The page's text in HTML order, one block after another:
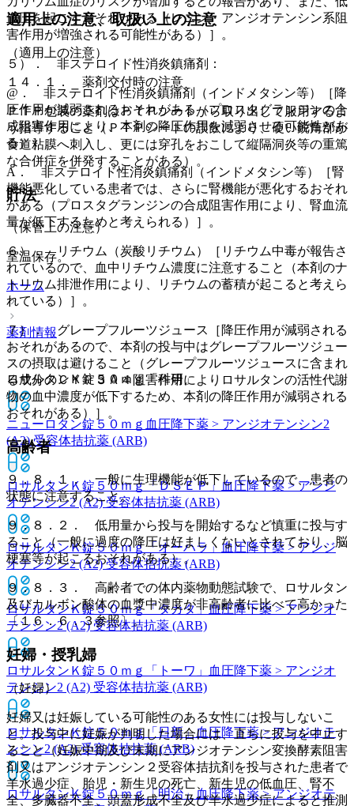
適用上の注意、取扱い上の注意
（適用上の注意）
１４．１． 薬剤交付時の注意
ＰＴＰ包装の薬剤はＰＴＰシートから取り出して服用するよ
う指導すること（ＰＴＰシートの誤飲により、硬い鋭角部が
食道粘膜へ刺入し、更には穿孔をおこして縦隔洞炎等の重篤
な合併症を併発することがある）。
貯法
（保管上の注意）
室温保存。
ホーム
薬剤情報
ロサルタンＫ錠５０ｍｇ「科研」
ニューロタン錠５０ｍｇ 血圧降下薬 > アンジオテンシン2
(A2) 受容体拮抗薬 (ARB)
ロサルタンＫ錠５０ｍｇ「ＤＳＥＰ」 血圧降下薬 > アンジ
オテンシン2 (A2) 受容体拮抗薬 (ARB)
ロサルタンＫ錠５０ｍｇ「オーハラ」 血圧降下薬 > アンジ
オテンシン2 (A2) 受容体拮抗薬 (ARB)
ロサルタンＫ錠５０ｍｇ「タカタ」血圧降下薬 > アンジオ
テンシン2 (A2) 受容体拮抗薬 (ARB)
ロサルタンＫ錠５０ｍｇ「トーワ」
血圧降下薬 > アンジオ
テンシン2 (A2) 受容体拮抗薬 (ARB)
ロサルタンＫ錠５０ｍｇ「日新」血圧降下薬 > アンジオテ
ンシン2 (A2) 受容体拮抗薬 (ARB)
ロサルタンＫ錠５０ｍｇ「明治」 血圧降下薬 > アンジオテ
血圧を起こすおそれがある（レニン・アンジオテンシン系阻
害作用が増強される可能性がある）］。
５）． 非ステロイド性消炎鎮痛剤：
@． 非ステロイド性消炎鎮痛剤（インドメタシン等）［降
圧作用が減弱されるおそれがある（プロスタグランジンの合
成阻害作用により、本剤の降圧作用を減弱させる可能性があ
る）］。
A． 非ステロイド性消炎鎮痛剤（インドメタシン等）［腎
機能悪化している患者では、さらに腎機能が悪化するおそれ
がある（プロスタグランジンの合成阻害作用により、腎血流
量が低下するためと考えられる）］。
６）． リチウム（炭酸リチウム）［リチウム中毒が報告さ
れているので、血中リチウム濃度に注意すること（本剤のナ
トリウム排泄作用により、リチウムの蓄積が起こると考えら
れている）］。
７）． グレープフルーツジュース［降圧作用が減弱される
おそれがあるので、本剤の投与中はグレープフルーツジュー
スの摂取は避けること（グレープフルーツジュースに含まれ
る成分のＣＹＰ３Ａ４阻害作用によりロサルタンの活性代謝
物の血中濃度が低下するため、本剤の降圧作用が減弱される
おそれがある）］。
高齢者
９．８．１． 一般に生理機能が低下しているので、患者の
状態に注意すること。
９．８．２． 低用量から投与を開始するなど慎重に投与す
ること（一般に過度の降圧は好ましくないとされており、脳
梗塞等が起こるおそれがある）。
９．８．３． 高齢者での体内薬物動態試験で、ロサルタン
及びカルボン酸体の血漿中濃度が非高齢者に比べて高かった
〔１６．６．３参照〕。
妊婦・授乳婦
（妊婦）
妊婦又は妊娠している可能性のある女性には投与しないこ
と。投与中に妊娠が判明した場合には、直ちに投与を中止す
ること（妊娠中期及び末期にアンジオテンシン変換酵素阻害
剤又はアンジオテンシン２受容体拮抗剤を投与された患者で
羊水過少症、胎児・新生児の死亡、新生児の低血圧、腎不
全、多臓器不全、頭蓋形成不全及び羊水過少症によると推測